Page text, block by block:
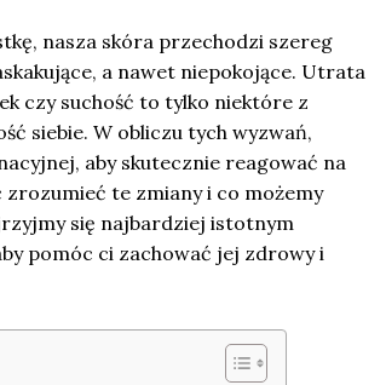
nasza skóra przechodzi szereg
a nawet niepokojące. Utrata
czy suchość to tylko niektóre z
siebie. W obliczu tych wyzwań,
aby skutecznie reagować na
zrozumieć te zmiany i co możemy
się najbardziej istotnym
pomóc ci zachować jej zdrowy i